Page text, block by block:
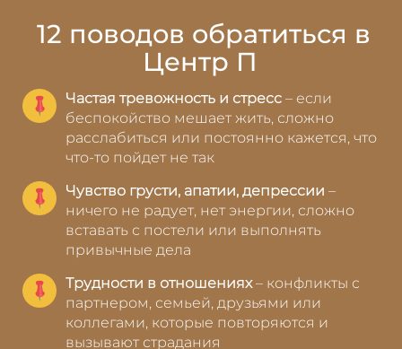
12 поводов обратиться в
Центр П
Частая тревожность и стресс – если
беспокойство мешает жить, сложно
расслабиться или постоянно кажется, что
что-то пойдет не так
Чувство грусти, апатии, депрессии –
ничего не радует, нет энергии, сложно
вставать с постели или выполнять
привычные дела
Трудности в отношениях– конфликты с
партнером, семьей, друзьями или
коллегами, которые повторяются и
вызывают страдания